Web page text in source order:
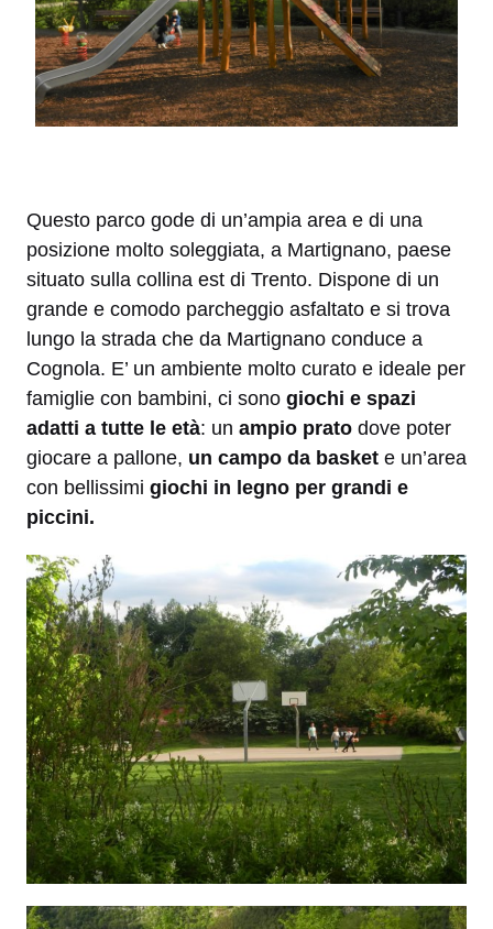
Questo parco gode di un’ampia area e di una
posizione molto soleggiata, a Martignano, paese
situato sulla collina est di Trento. Dispone di un
grande e comodo parcheggio asfaltato e si trova
lungo la strada che da Martignano conduce a
Cognola. E’ un ambiente molto curato e ideale per
famiglie con bambini, ci sono giochi e spazi
adatti a tutte le età: un ampio prato dove poter
giocare a pallone, un campo da basket e un’area
con bellissimi giochi in legno per grandi e
piccini.